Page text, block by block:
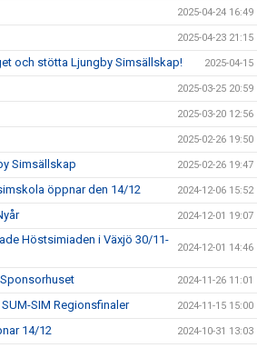
2025-04-24 16:49
2025-04-23 21:15
och stötta Ljungby Simsällskap! 2025-04-15
2025-03-25 20:59
2025-03-20 12:56
2025-02-26 19:50
Simsällskap 2025-02-26 19:47
öppnar den 14/12 2024-12-06 15:52
2024-12-01 19:07
Höstsimiaden i Växjö 30/11-
2024-12-01 14:46
2024-11-26 11:01
SIM Regionsfinaler 2024-11-15 15:00
14/12 2024-10-31 13:03